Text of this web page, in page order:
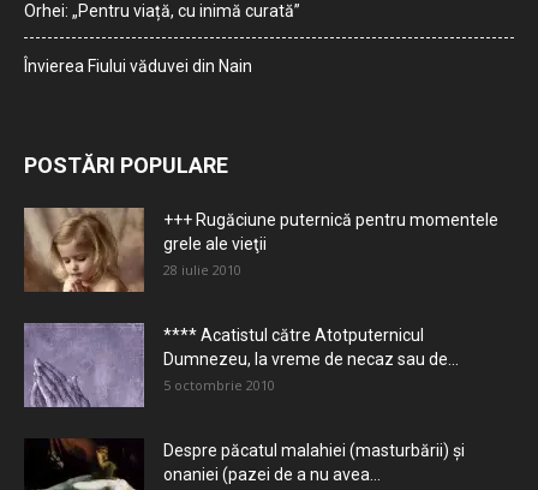
Orhei: „Pentru viață, cu inimă curată”
Învierea Fiului văduvei din Nain
POSTĂRI POPULARE
+++ Rugăciune puternică pentru momentele
grele ale vieţii
28 iulie 2010
**** Acatistul către Atotputernicul
Dumnezeu, la vreme de necaz sau de...
5 octombrie 2010
Despre păcatul malahiei (masturbării) şi
onaniei (pazei de a nu avea...